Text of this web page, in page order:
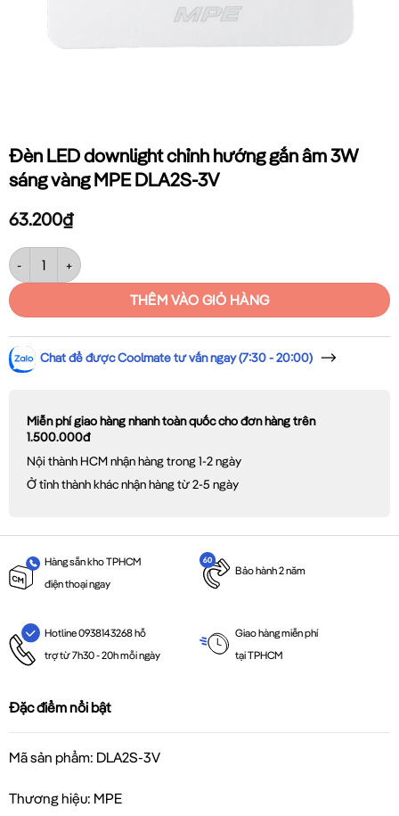
Đèn LED downlight chỉnh hướng gắn âm 3W
sáng vàng MPE DLA2S-3V
63.200₫
Đèn LED downlight chỉnh hướng gắn âm 3W sáng vàng MPE DLA2S-
THÊM VÀO GIỎ HÀNG
Chat để được Coolmate tư vấn ngay (7:30 - 20:00)
Miễn phí giao hàng nhanh toàn quốc cho đơn hàng trên
1.500.000đ
Nội thành HCM nhận hàng trong 1-2 ngày
Ở tỉnh thành khác nhận hàng từ 2-5 ngày
Hàng sẵn kho TPHCM
điện thoại ngay
Bảo hành 2 năm
Hotline 0938143268 hỗ
trợ từ 7h30 - 20h mỗi ngày
Giao hàng miễn phí
tại TPHCM
Đặc điểm nổi bật
Mã sản phẩm: DLA2S-3V
Thương hiệu: MPE